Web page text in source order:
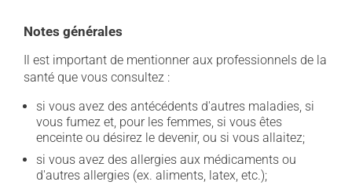
Notes générales
Il est important de mentionner aux professionnels de la
santé que vous consultez :
si vous avez des antécédents d'autres maladies, si
vous fumez et, pour les femmes, si vous êtes
enceinte ou désirez le devenir, ou si vous allaitez;
si vous avez des allergies aux médicaments ou
d'autres allergies (ex. aliments, latex, etc.);